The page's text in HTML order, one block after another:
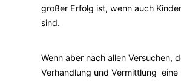
großer Erfolg ist, wenn auch
sind.
Wenn aber nach allen Versuchen,
Verhandlung und Vermittlung eine